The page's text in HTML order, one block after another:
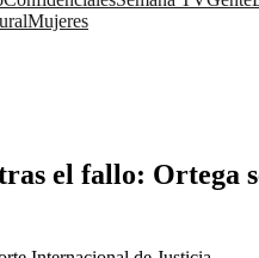
Mujeres
el fallo: